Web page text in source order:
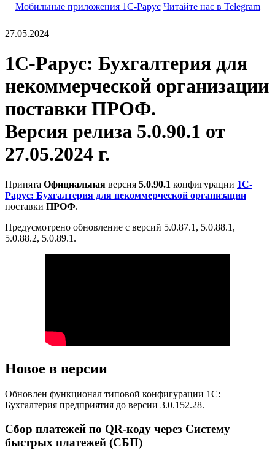
Мобильные приложения 1С-Рарус Читайте нас в Telegram
27.05.2024
1С-Рарус: Бухгалтерия для
некоммерческой организации
поставки ПРОФ.
Версия релиза 5.0.90.1 от
27.05.2024 г.
Принята Официальная версия 5.0.90.1 конфигурации 1С-
Рарус: Бухгалтерия для некоммерческой организации
поставки ПРОФ.
Предусмотрено обновление с версий 5.0.87.1, 5.0.88.1,
5.0.88.2, 5.0.89.1.
Новое в версии
Обновлен функционал типовой конфигурации 1С:
Бухгалтерия предприятия до версии 3.0.152.28.
Сбор платежей по QR-коду через Систему
быстрых платежей (СБП)